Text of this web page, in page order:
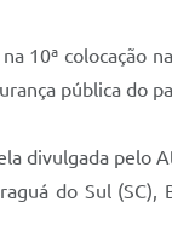
10ª colocação
pública do
divulgada pelo
do Sul (SC),